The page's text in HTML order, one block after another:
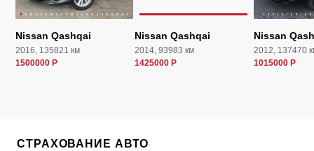
Nissan Qashqai
2016, 135821 км
1500000 Р
Nissan Qashqai
2014, 93983 км
1425000 Р
Nissan
2012, 137470
1015000 Р
СТРАХОВАНИЕ АВТО